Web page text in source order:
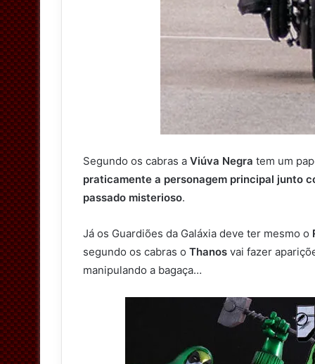
Segundo os cabras a Viúva Negra tem um
praticamente a personagem principal junto
passado misterioso.
Já os Guardiões da Galáxia deve ter mesmo o
segundo os cabras o Thanos vai fazer
manipulando a bagaça…